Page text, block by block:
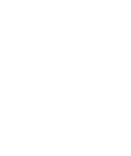
worden.